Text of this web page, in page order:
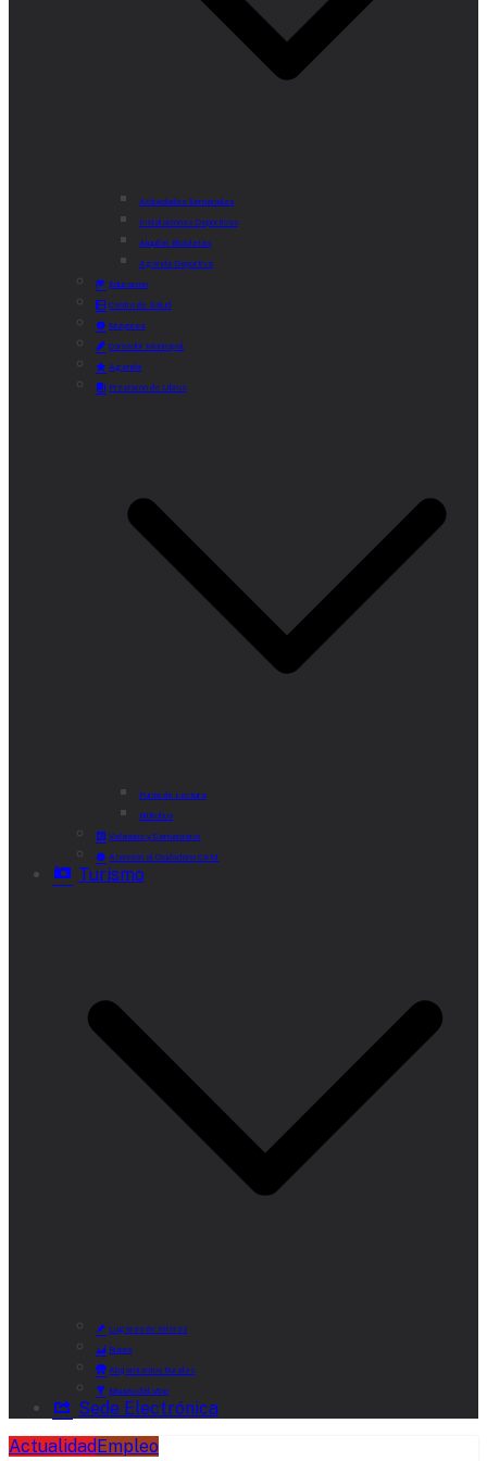
Actividades Semanales
Instalaciones Deportivas
Alquiler Bicicletas
Agenda Deportiva
Educación
Centro de Salud
Mayores
Comedor Municipal
Agenda
Préstamo de Libros
Punto de Lectura
Bibliobús
Velatorio y Cementerio
Atención al Ciudadano CAM
Turismo
Lugares de Interés
Rutas
Alojamientos Rurales
Museo del Vino
Sede Electrónica
Actualidad Empleo